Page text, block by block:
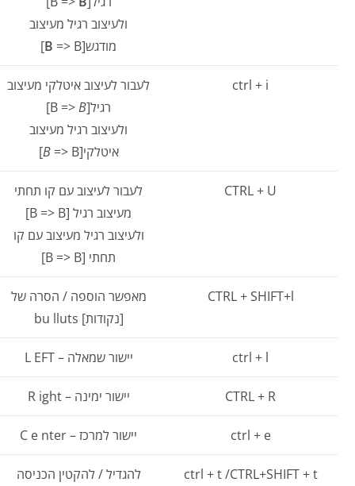
ולעיצוב רגיל מעיצוב
מודגש[
B=> B]
ctrl + i
לעבור לעיצוב איטלקי מעיצוב
רגיל[B =>B
]
ולעיצוב רגיל מעיצוב
איטלקי[
B=> B]
CTRL + U
לעבור לעיצוב עם קו תחתי
מעיצוב רגיל [B => B]
ולעיצוב רגיל מעיצוב עם קו
תחתי [B => B]
CTRL + SHIFT+l
מאפשר הוספה / הסרה של
[נקודות] bu lluts
ctrl + l יישור שמאלה – L EFT
CTRL + R יישור ימינה – R ight
ctrl + e יישור למרכז – C e nter
ctrl + t /CTRL+SHIFT + t
להגדיל / להקטין הכניסה